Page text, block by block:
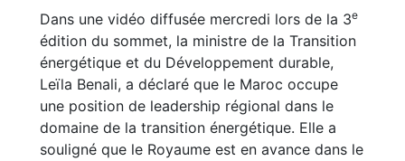
Dans une vidéo diffusée mercredi lors de la 3e
édition du sommet, la ministre de la Transition
énergétique et du Développement durable,
Leïla Benali, a déclaré que le Maroc occupe
une position de leadership régional dans le
domaine de la transition énergétique. Elle a
souligné que le Royaume est en avance dans le